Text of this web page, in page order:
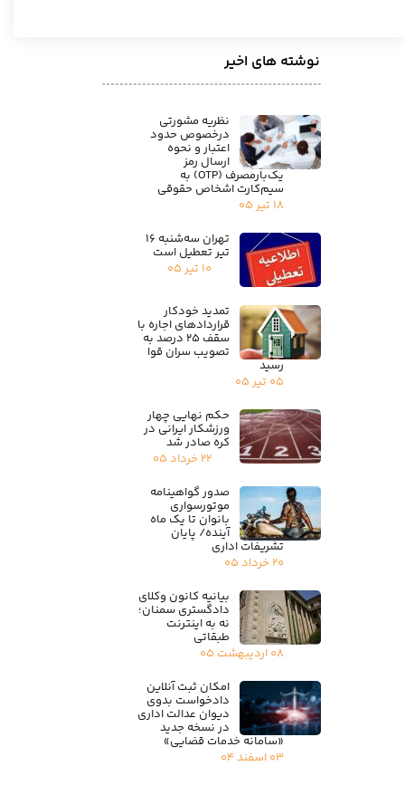
نوشته های اخیر
نظریه مشورتی
درخصوص حدود
اعتبار و نحوه
ارسال رمز
یک‌بارمصرف (OTP) به
سیم‌کارت اشخاص حقوقی
۱۸ تیر ۰۵
تهران سه‌شنبه ۱۶
تیر تعطیل است
۱۰ تیر ۰۵
تمدید خودکار
قراردادهای اجاره با
سقف ۲۵ درصد به
تصویب سران قوا
رسید
۰۵ تیر ۰۵
حکم نهایی چهار
ورزشکار ایرانی در
کره صادر شد
۲۲ خرداد ۰۵
صدور گواهینامه
موتورسواری
بانوان تا یک ماه
آینده/ پایان
تشریفات اداری
۲۰ خرداد ۰۵
بیانیه کانون وکلای
دادگستری سمنان؛
نه به اینترنت
طبقاتی
۰۸ اردیبهشت ۰۵
امکان ثبت آنلاین
دادخواست بدوی
دیوان عدالت اداری
در نسخه جدید
«سامانه خدمات قضایی»
۰۳ اسفند ۰۴